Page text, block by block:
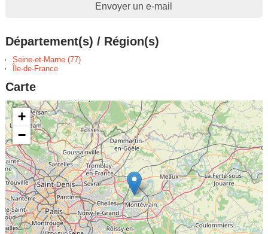
Envoyer un e-mail
Département(s) / Région(s)
Seine-et-Marne (77)
Île-de-France
Carte
+
−